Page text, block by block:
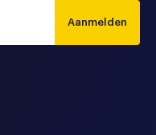
Aanmelden